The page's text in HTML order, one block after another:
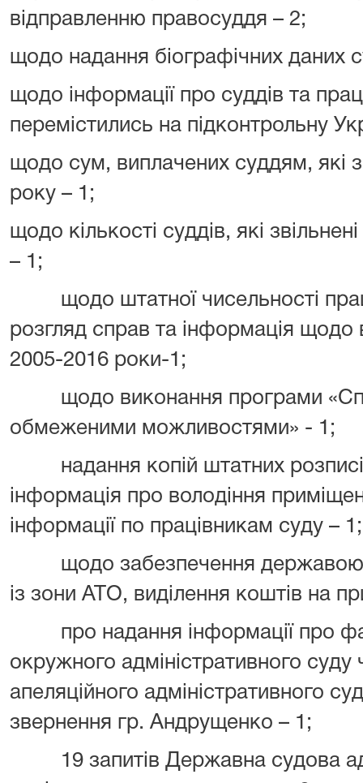
відправленню правосуддя – 2;
щодо надання біографічних даних
щодо інформації про суддів та
перемістились на підконтрольну
щодо сум, виплачених суддям, які
року – 1;
щодо кількості суддів, які
– 1;
щодо штатної чисельності
розгляд справ та інформація щодо
2005-2016 роки-1;
щодо виконання програми
обмеженими можливостями» - 1;
надання копій штатних
інформація про володіння
інформації по працівникам суду – 1;
щодо забезпечення державою
із зони АТО, виділення коштів на
про надання інформації про
окружного адміністративного
апеляційного адміністративного
звернення гр. Андрущенко – 1;
19 запитів Державна судова